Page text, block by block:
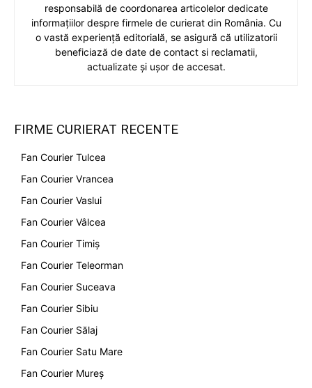
responsabilă de coordonarea articolelor dedicate
informațiilor despre firmele de curierat din România. Cu
o vastă experiență editorială, se asigură că utilizatorii
beneficiază de date de contact si reclamatii,
actualizate și ușor de accesat.
FIRME CURIERAT RECENTE
Fan Courier Tulcea
Fan Courier Vrancea
Fan Courier Vaslui
Fan Courier Vâlcea
Fan Courier Timiș
Fan Courier Teleorman
Fan Courier Suceava
Fan Courier Sibiu
Fan Courier Sălaj
Fan Courier Satu Mare
Fan Courier Mureș